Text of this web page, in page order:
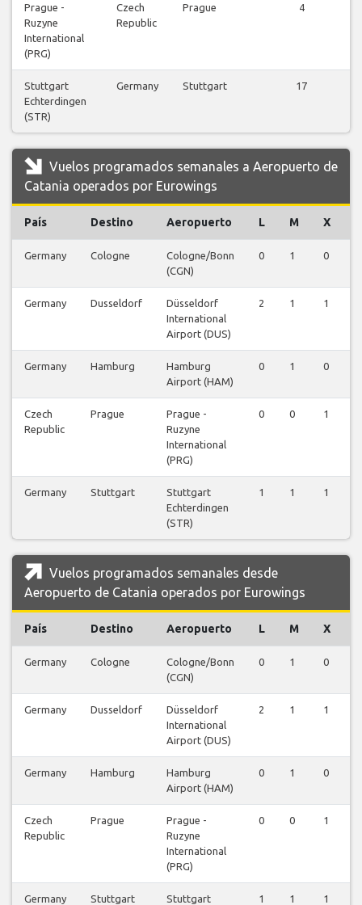
Prague -
Ruzyne
International
(PRG)
Czech
Republic
Prague
4
Stuttgart
Echterdingen
(STR)
Germany Stuttgart
17
Vuelos programados semanales a Aeropuerto de
Catania operados por Eurowings
País Destino Aeropuerto L M X
Germany Cologne
Cologne/Bonn
(CGN)
0 1 0
Germany Dusseldorf
Düsseldorf
International
Airport (DUS)
2 1 1
Germany Hamburg
Hamburg
Airport (HAM)
0 1 0
Czech
Republic
Prague
Prague -
Ruzyne
International
(PRG)
0 0 1
Germany Stuttgart
Stuttgart
Echterdingen
(STR)
1 1 1
Vuelos programados semanales desde
Aeropuerto de Catania operados por Eurowings
País Destino Aeropuerto L M X
Germany Cologne
Cologne/Bonn
(CGN)
0 1 0
Germany Dusseldorf
Düsseldorf
International
Airport (DUS)
2 1 1
Germany Hamburg
Hamburg
Airport (HAM)
0 1 0
Czech
Republic
Prague
Prague -
Ruzyne
International
(PRG)
0 0 1
Germany Stuttgart Stuttgart 1 1 1